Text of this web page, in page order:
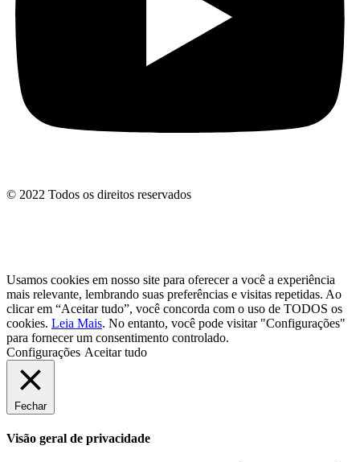
© 2022 Todos os direitos reservados
Usamos cookies em nosso site para oferecer a você a experiência
mais relevante, lembrando suas preferências e visitas repetidas. Ao
clicar em “Aceitar tudo”, você concorda com o uso de TODOS os
cookies. Leia Mais. No entanto, você pode visitar "Configurações"
para fornecer um consentimento controlado.
Configurações Aceitar tudo
Fechar
Visão geral de privacidade